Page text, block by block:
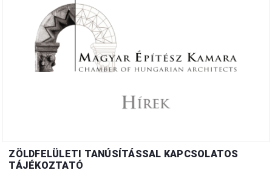
ZÖLDFELÜLETI TANÚSÍTÁSSAL KAPCSOLATOS
TÁJÉKOZTATÓ